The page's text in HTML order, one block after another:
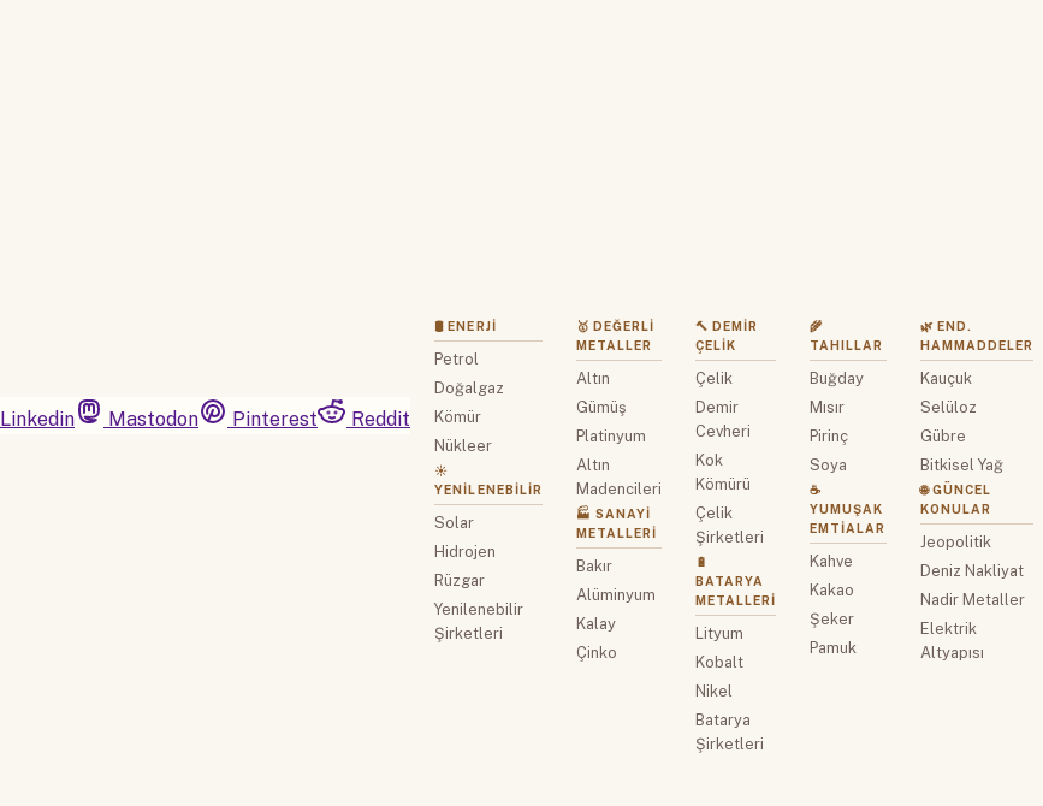
Linkedin Mastodon Pinterest
Reddit
🛢 ENERJI
Petrol
Doğalgaz
Kömür
Nükleer
☀️
YENILENEBILIR
Solar
Hidrojen
Rüzgar
Yenilenebilir
Şirketleri
🥇 DEĞERLI
METALLER
Altın
Gümüş
Platinyum
Altın
Madencileri
🏭 SANAYI
METALLERI
Bakır
Alüminyum
Kalay
Çinko
🔨 DEMIR
ÇELIK
Çelik
Demir
Cevheri
Kok
Kömürü
Çelik
Şirketleri
🔋
BATARYA
METALLERI
Lityum
Kobalt
Nikel
Batarya
Şirketleri
🌾
TAHILLAR
Buğday
Mısır
Pirinç
Soya
☕
YUMUŞAK
EMTIALAR
Kahve
Kakao
Şeker
Pamuk
🌿 END.
HAMMADDELER
Kauçuk
Selüloz
Gübre
Bitkisel Yağ
🌐 GÜNCEL
KONULAR
Jeopolitik
Deniz Nakliyat
Nadir Metaller
Elektrik
Altyapısı